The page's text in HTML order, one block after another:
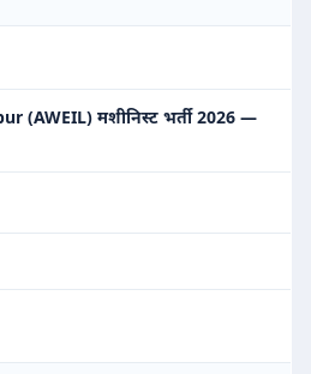
(AWEIL) मशीनिस्ट भर्ती 2026 —